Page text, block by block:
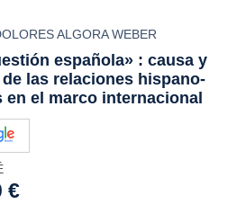
ALGORA WEBER
española» : causa y
las relaciones hispano-
en el marco internacional
€